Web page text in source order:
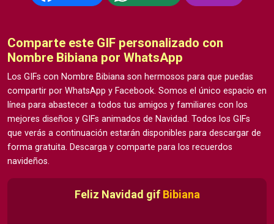
Comparte este GIF personalizado con
Nombre Bibiana por WhatsApp
Los GIFs con Nombre Bibiana son hermosos para que puedas
compartir por WhatsApp y Facebook. Somos el único espacio en
línea para abastecer a todos tus amigos y familiares con los
mejores diseños y GIFs animados de Navidad. Todos los GIFs
que verás a continuación estarán disponibles para descargar de
forma gratuita. Descarga y comparte para los recuerdos
navideños.
Feliz Navidad gif Bibiana